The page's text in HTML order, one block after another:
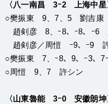
〈八一南昌 3ｰ2 上海中星
○樊振東 9、7、5 劉吉康
趙剣彦 8、ｰ8、ｰ8、ｰ6
趙剣彦／周愷 ｰ9、ｰ9 許
○樊振東 7、ｰ8、9、ｰ3、
○周愷 9、7 許シン
〈山東魯能 3ｰ0 安徽朗坤